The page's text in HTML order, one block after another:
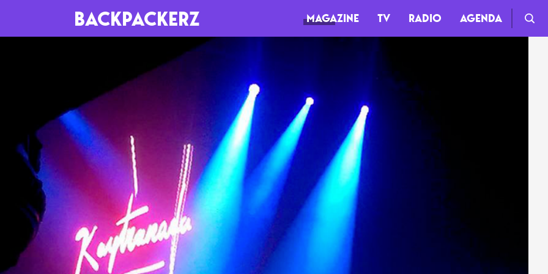
BACKPACKERZ MAGAZINE TV RADIO AGENDA
Paris
Festivals
RADIO
Playlists
Podcasts
Mixes
TV